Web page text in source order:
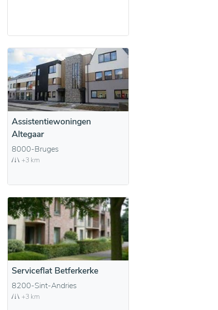
Assistentiewoningen
Altegaar
8000-Bruges
+3 km
Serviceflat Betferkerke
8200-Sint-Andries
+3 km